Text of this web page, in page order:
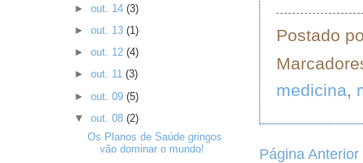
Postado
medicina,
Página Anterior
► out. 14 (3)
► out. 13 (1)
► out. 12 (4)
► out. 11 (3)
► out. 09 (5)
▼ out. 08 (2)
Os Planos de Saúde gringos
vão dominar o mundo!